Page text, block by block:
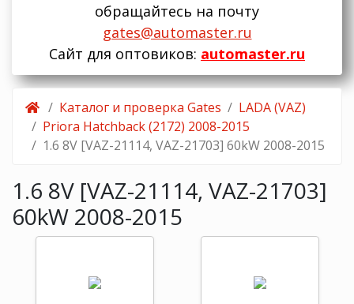
обращайтесь на почту
gates@automaster.ru
Сайт для оптовиков: automaster.ru
Каталог и проверка Gates
LADA (VAZ)
Priora Hatchback (2172) 2008-2015
1.6 8V [VAZ-21114, VAZ-21703] 60kW 2008-2015
1.6 8V [VAZ-21114, VAZ-21703]
60kW 2008-2015